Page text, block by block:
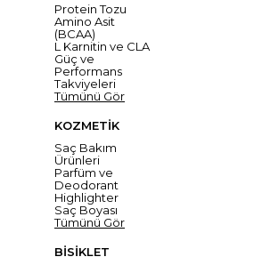
Protein Tozu
Amino Asit
(BCAA)
L Karnitin ve CLA
Güç ve
Performans
Takviyeleri
Tümünü Gör
KOZMETİK
Saç Bakım
Ürünleri
Parfüm ve
Deodorant
Highlighter
Saç Boyası
Tümünü Gör
BİSİKLET